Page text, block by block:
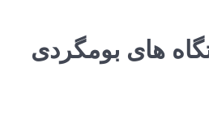
های بومگردی